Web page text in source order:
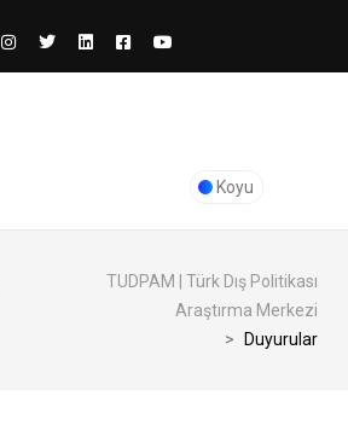
Koyu
TUDPAM | Türk Dış Politikası
Araştırma Merkezi
>
Duyurular